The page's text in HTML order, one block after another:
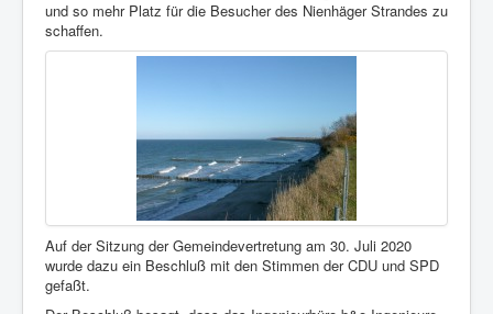
und so mehr Platz für die Besucher des Nienhäger Strandes zu
schaffen.
Auf der Sitzung der Gemeindevertretung am 30. Juli 2020
wurde dazu ein Beschluß mit den Stimmen der CDU und SPD
gefaßt.